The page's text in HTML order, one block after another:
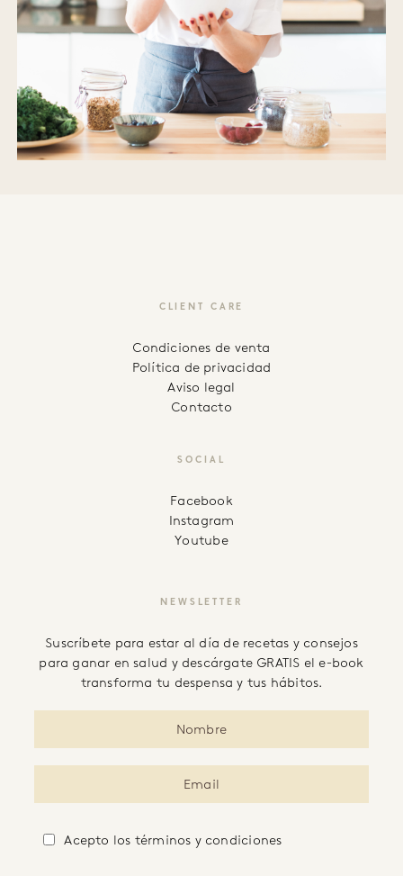
CLIENT CARE
Condiciones de venta
Política de privacidad
Aviso legal
Contacto
SOCIAL
facebook
instagram
youtube
NEWSLETTER
Suscríbete para estar al día de recetas y consejos
para ganar en salud y descárgate GRATIS el e-book
transforma tu despensa y tus hábitos.
Acepto los términos y condiciones